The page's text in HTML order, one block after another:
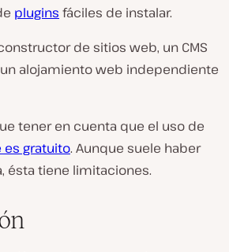
plugins fáciles de instalar.
de sitios web, un CMS
alojamiento web independiente
tener en cuenta que el uso de
gratuito. Aunque suele haber
ésta tiene limitaciones.